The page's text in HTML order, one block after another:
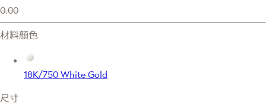
0.00
材料顏色
18K/750 White Gold
尺寸